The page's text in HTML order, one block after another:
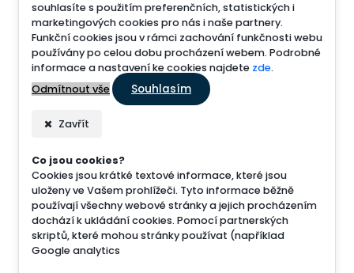
souhlasíte s použitím preferenčních, statistických i
marketingových cookies pro nás i naše partnery.
Funkční cookies jsou v rámci zachování funkčnosti webu
používány po celou dobu procházení webem. Podrobné
informace a nastavení ke cookies najdete zde.
Odmítnout vše
Souhlasím
Zavřít
Co jsou cookies?
Cookies jsou krátké textové informace, které jsou
uloženy ve Vašem prohlížeči. Tyto informace běžně
používají všechny webové stránky a jejich procházením
dochází k ukládání cookies. Pomocí partnerských
skriptů, které mohou stránky používat (například
Google analytics